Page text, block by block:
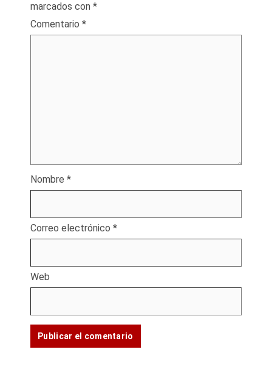
marcados con *
Comentario *
Nombre *
Correo electrónico *
Web